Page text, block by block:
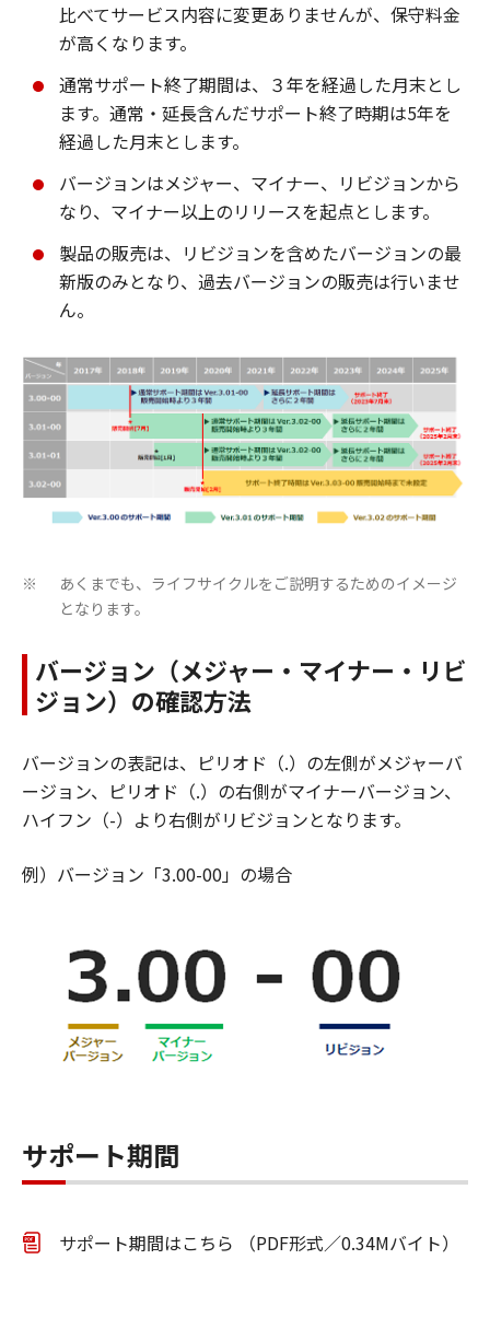
比べてサービス内容に変更ありませんが、保守料金
が高くなります。
通常サポート終了期間は、３年を経過した月末とし
ます。通常・延長含んだサポート終了時期は5年を
経過した月末とします。
バージョンはメジャー、マイナー、リビジョンから
なり、マイナー以上のリリースを起点とします。
製品の販売は、リビジョンを含めたバージョンの最
新版のみとなり、過去バージョンの販売は行いませ
ん。
※
あくまでも、ライフサイクルをご説明するためのイメージ
となります。
バージョン（メジャー・マイナー・リビ
ジョン）の確認方法
バージョンの表記は、ピリオド（.）の左側がメジャーバ
ージョン、ピリオド（.）の右側がマイナーバージョン、
ハイフン（-）より右側がリビジョンとなります。
例）バージョン「3.00-00」の場合
サポート期間
サポート期間はこちら （PDF形式／0.34Mバイト）